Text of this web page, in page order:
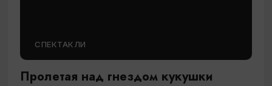
СПЕКТАКЛИ
Пролетая над гнездом кукушки